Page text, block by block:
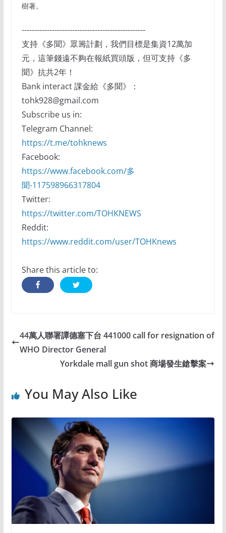
樹著。
-------------------------------------------------
支持《多聞》眾籌計劃，我們目標是集資12萬加
元，這筆錢遠不夠在報紙買頭版，但可支持《多
聞》抗共2年！
Bank interact 課金給《多聞》：
tohk928@gmail.com
Subscribe us in:
Telegram Channel:
https://t.me/tohknews
Facebook:
https://www.facebook.com/多
聞-117598966317804
Twitter:
https://twitter.com/TOHKNEWS
Reddit:
https://www.reddit.com/user/TOHKnews
Share this article to:
44萬人聯署譚德塞下台 441000 call for resignation of
WHO Director General
Yorkdale mall gun shot 商場發生鎗擊案
You May Also Like